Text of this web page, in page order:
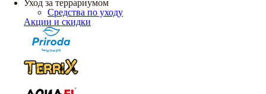
Уход за террариумом
Средства по уходу
Акции и скидки